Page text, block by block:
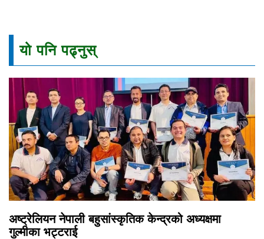
यो पनि पढ्नुस्
अष्ट्रेलियन नेपाली बहुसांस्कृतिक केन्द्रको अध्यक्षमा
गुल्मीका भट्टराई